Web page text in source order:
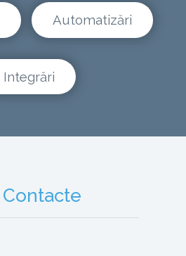
Automatizări
Integrări
Contacte